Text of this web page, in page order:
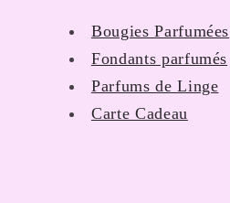
Bougies Parfumées
Fondants parfumés
Parfums de Linge
Carte Cadeau